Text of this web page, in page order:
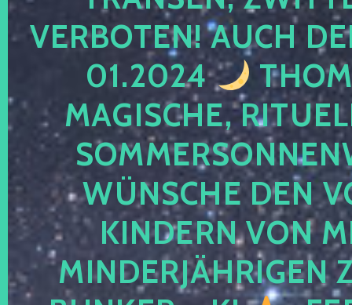
VERBOTEN! AUCH
01.2024
MAGISCHE,
WÜNSCHE DEN
KINDERN VON
MINDERJÄHRIGEN